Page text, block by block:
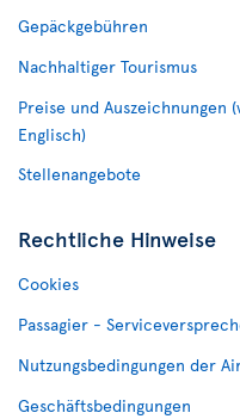
Gepäckgebühren
Nachhaltiger Tourismus
Preise und Auszeichnungen
Englisch)
Stellenangebote
Rechtliche Hinweise
Cookies
Passagier -
Nutzungsbedingungen der
Geschäftsbedingungen